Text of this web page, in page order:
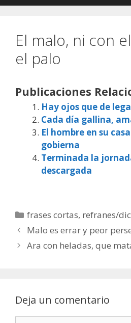
El malo, ni con
el palo
Publicaciones
Hay ojos que de
Cada día gallina,
El hombre en su
gobierna
Terminada la
descargada
Categorías
frases cortas, refranes/
Malo es errar y peor
Ara con heladas, que
Deja un comentario